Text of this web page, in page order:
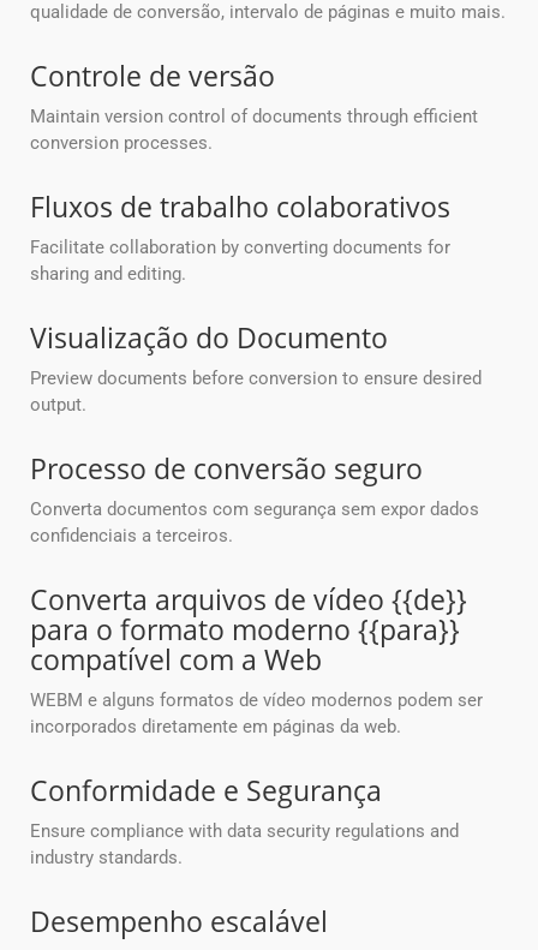
qualidade de conversão, intervalo de páginas e muito mais.
Controle de versão
Maintain version control of documents through efficient
conversion processes.
Fluxos de trabalho colaborativos
Facilitate collaboration by converting documents for
sharing and editing.
Visualização do Documento
Preview documents before conversion to ensure desired
output.
Processo de conversão seguro
Converta documentos com segurança sem expor dados
confidenciais a terceiros.
Converta arquivos de vídeo {{de}}
para o formato moderno {{para}}
compatível com a Web
WEBM e alguns formatos de vídeo modernos podem ser
incorporados diretamente em páginas da web.
Conformidade e Segurança
Ensure compliance with data security regulations and
industry standards.
Desempenho escalável